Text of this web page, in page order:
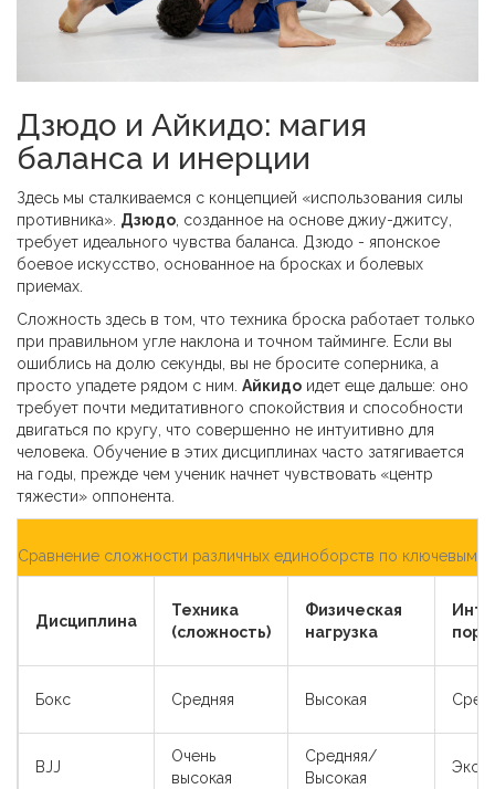
Дзюдо и Айкидо: магия
баланса и инерции
Здесь мы сталкиваемся с концепцией «использования силы
противника». Дзюдо, созданное на основе джиу-джитсу,
требует идеального чувства баланса. Дзюдо - японское
боевое искусство, основанное на бросках и болевых
приемах.
Сложность здесь в том, что техника броска работает только
при правильном угле наклона и точном тайминге. Если вы
ошиблись на долю секунды, вы не бросите соперника, а
просто упадете рядом с ним. Айкидо идет еще дальше: оно
требует почти медитативного спокойствия и способности
двигаться по кругу, что совершенно не интуитивно для
человека. Обучение в этих дисциплинах часто затягивается
на годы, прежде чем ученик начнет чувствовать «центр
тяжести» оппонента.
Сравнение сложности различных единоборств по ключевым
Дисциплина
Техника
(сложность)
Физическая
нагрузка
Бокс Средняя Высокая
BJJ
Очень
высокая
Средняя/
Высокая